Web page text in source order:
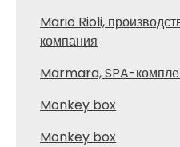
Mario Rioli,
компания
Marmara, SPA-
Monkey box
Monkey box